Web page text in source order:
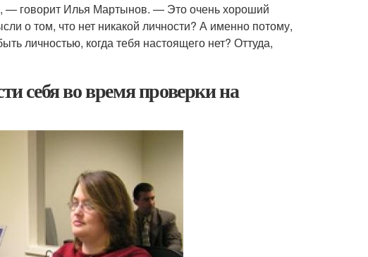
— говорит Илья Мартынов. — Это очень хороший
о том, что нет никакой личности? А именно потому,
личностью, когда тебя настоящего нет? Оттуда,
себя во время проверки на